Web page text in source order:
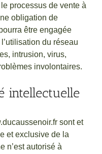
processus de vente à
obligation de
être engagée
du réseau
intrusion, virus,
involontaires.
intellectuelle
sont et
et exclusive de la
n’est autorisé à